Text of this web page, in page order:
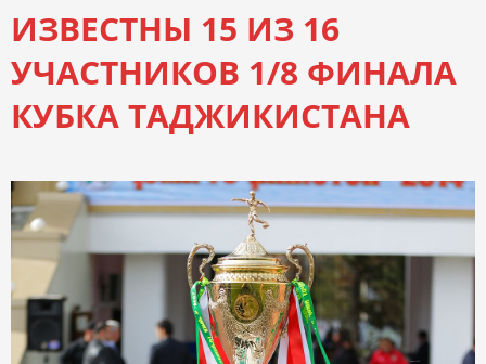
ИЗВЕСТНЫ 15 ИЗ 16
УЧАСТНИКОВ 1/8 ФИНАЛА
КУБКА ТАДЖИКИСТАНА